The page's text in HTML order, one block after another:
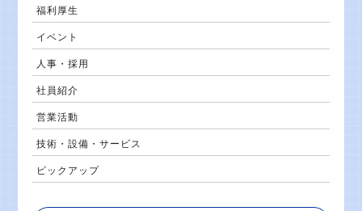
福利厚生
イベント
人事・採用
社員紹介
営業活動
技術・設備・サービス
ピックアップ